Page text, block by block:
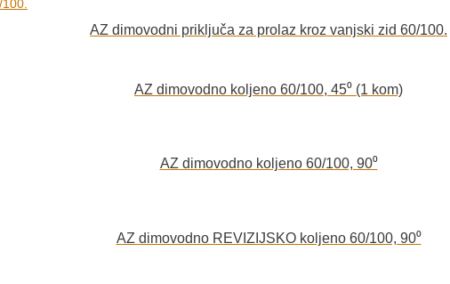
AZ dimovodni priključa za prolaz kroz vanjski zid 60/100.
AZ dimovodno koljeno 60/100, 45⁰ (1 kom)
AZ dimovodno koljeno 60/100, 90⁰
AZ dimovodno REVIZIJSKO koljeno 60/100, 90⁰